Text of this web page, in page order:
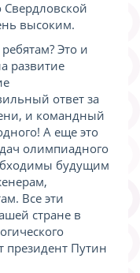
высоким.
Это и
развитие
ответ за
и командный
А еще это
олимпиадного
будущим
Все эти
стране в
президент Путин